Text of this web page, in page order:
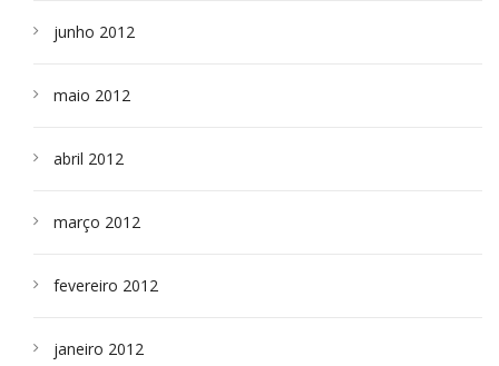
junho 2012
maio 2012
abril 2012
março 2012
fevereiro 2012
janeiro 2012